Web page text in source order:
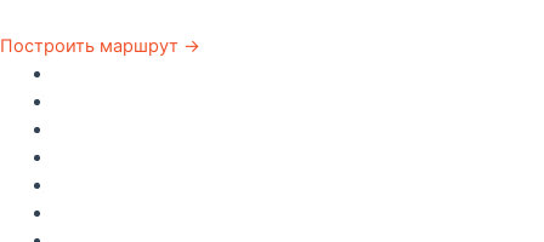
Построить маршрут →